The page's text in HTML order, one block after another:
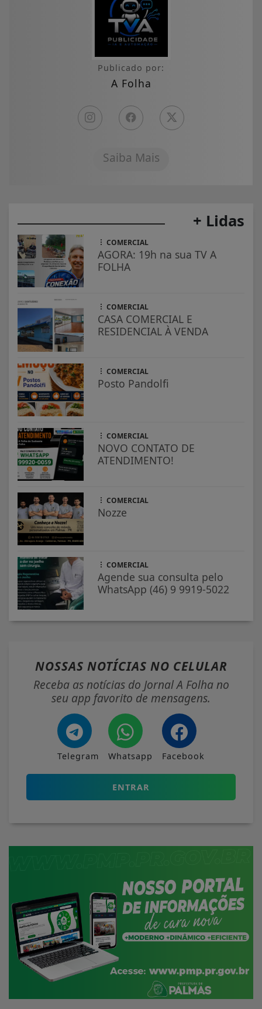
Publicado por:
A Folha
Saiba Mais
+ Lidas
COMERCIAL
AGORA: 19h na sua TV A
FOLHA
COMERCIAL
CASA COMERCIAL E
RESIDENCIAL À VENDA
COMERCIAL
Posto Pandolfi
COMERCIAL
NOVO CONTATO DE
ATENDIMENTO!
COMERCIAL
Nozze
COMERCIAL
Agende sua consulta pelo
WhatsApp (46) 9 9919-5022
NOSSAS NOTÍCIAS NO CELULAR
Receba as notícias do Jornal A Folha no
seu app favorito de mensagens.
Telegram Whatsapp Facebook
ENTRAR